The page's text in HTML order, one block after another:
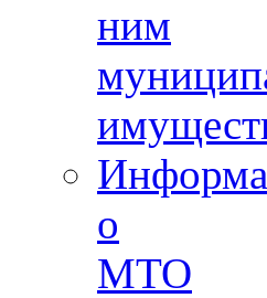
ним
о
МТО